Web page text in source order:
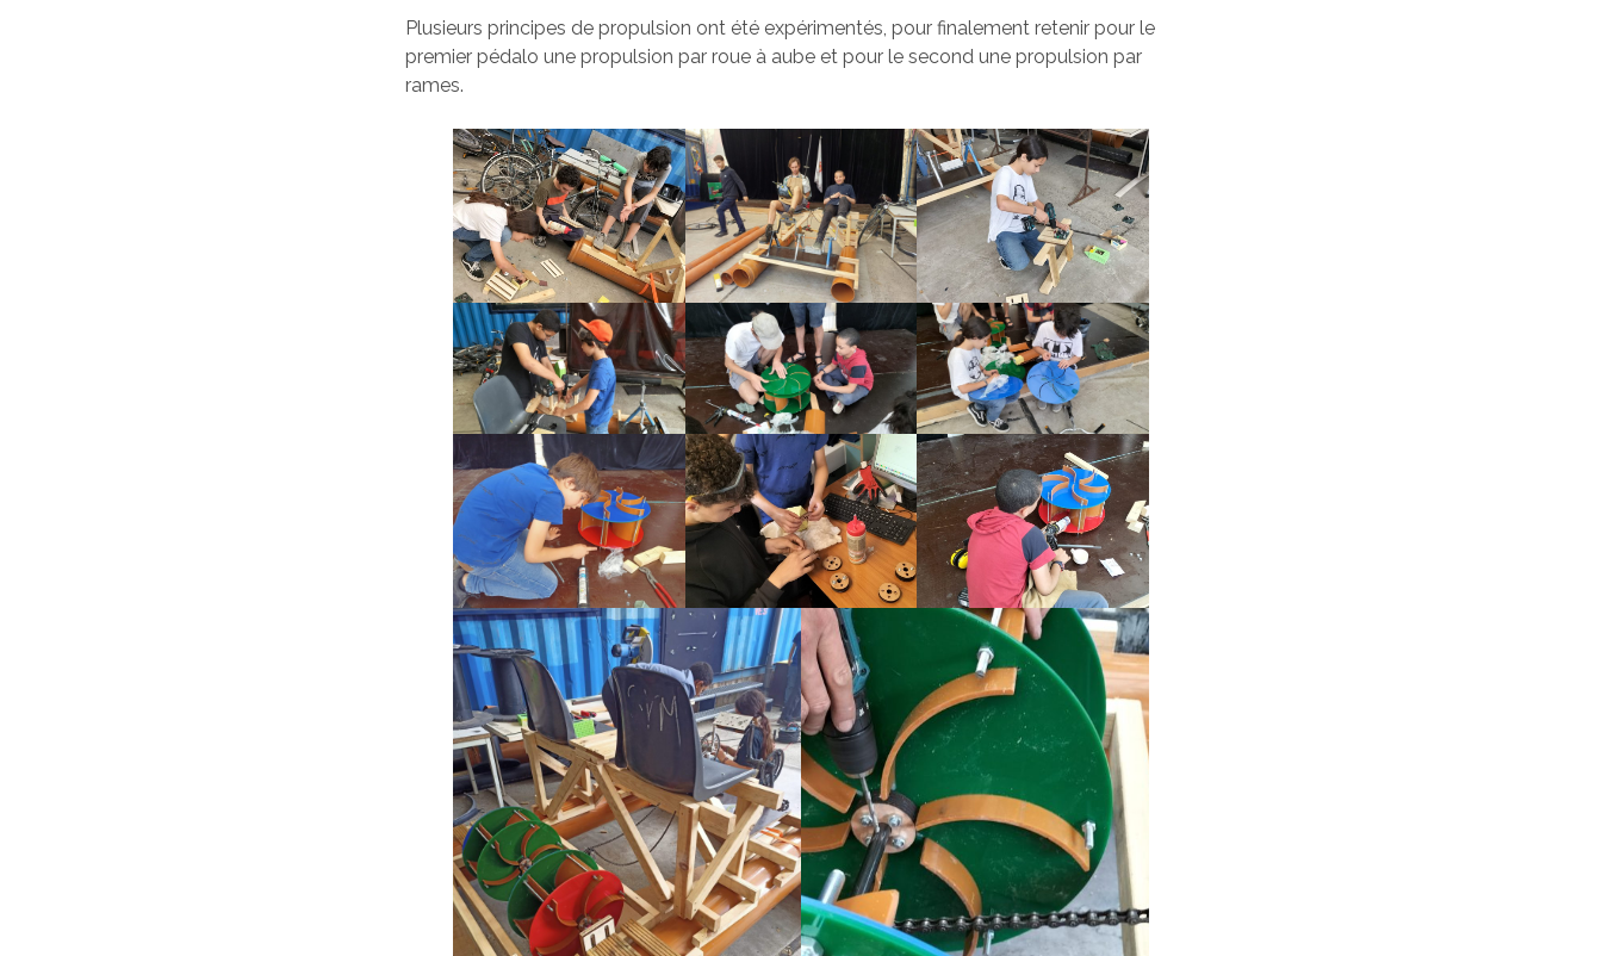
Plusieurs principes de propulsion ont été expérimentés, pour finalement retenir pour le
premier pédalo une propulsion par roue à aube et pour le second une propulsion par
rames.